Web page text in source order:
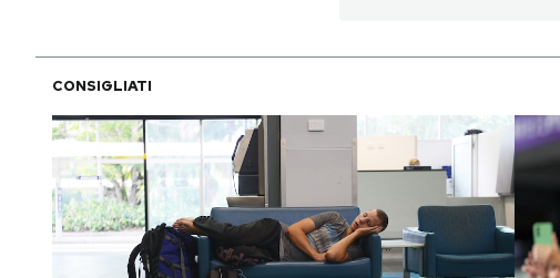
CALENDARIO
AREA PERSONALE
Area Personale
Newsletter
CONSIGLIATI